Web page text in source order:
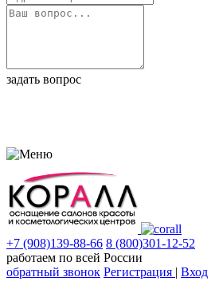
задать вопрос
+7 (908)139-88-66 8 (800)301-12-52
работаем по всей России
обратный звонок Регистрация | Вход